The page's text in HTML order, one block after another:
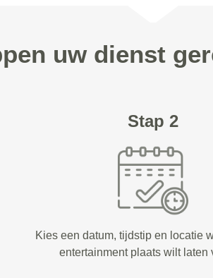
uw dienst
Stap 2
Kies een datum, tijdstip en locatie
entertainment plaats wilt laten